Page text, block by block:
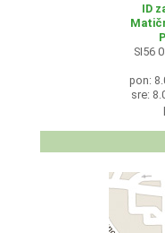
ID
SI56
pon:
sre: